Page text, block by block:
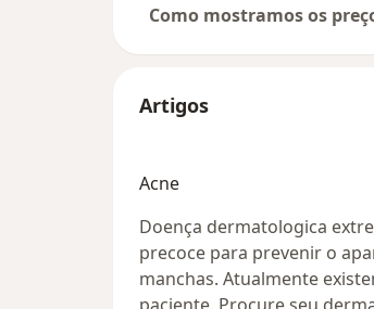
Como mostramos os
Artigos
Acne
Doença dermatologica
precoce para prevenir o
manchas. Atualmente